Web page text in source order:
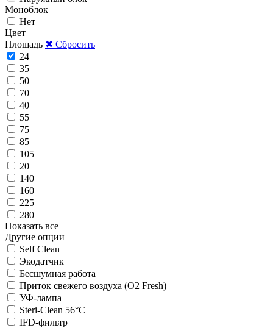
Моноблок
Нет
Цвет
Площадь ✖ Сбросить
24
35
50
70
40
55
75
85
105
20
140
160
225
280
Показать все
Другие опции
Self Clean
Экодатчик
Беcшумная работа
Приток свежего воздуха (O2 Fresh)
УФ-лампа
Steri-Clean 56°C
IFD-фильтр